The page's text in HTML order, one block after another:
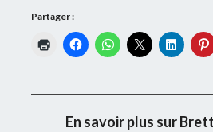
Partager :
En savoir plus sur